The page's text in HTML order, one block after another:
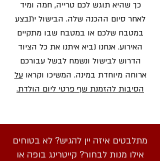
כך שהיא תוגש לכם טרייה, חמה ומיד
לאחר סיום ההכנה שלה. הבישול יתבצע
במטבח שלכם או במטבח שבו מתקיים
האירוע. אנחנו נביא איתנו את כל הציוד
הדרוש לבישול ונשמח לבשל עבורכם
ארוחה מיוחדת במינה. המשיכו וקראועל
הסיבות להזמנת שף פרטי ליום הולדת.
מתלבטים איזה יין להגיש? לא בטוחים
אילו מנות לבחור? קייטרינג בופה או